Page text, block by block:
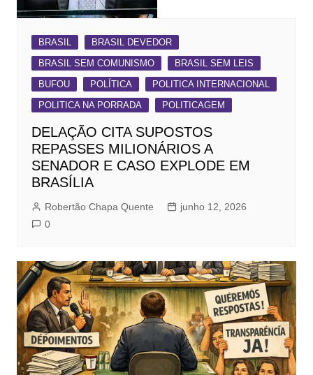
BRASIL
BRASIL DEVEDOR
BRASIL SEM COMUNISMO
BRASIL SEM LEIS
BUFOU
POLÍTICA
POLITICA INTERNACIONAL
POLITICA NA PORRADA
POLITICAGEM
DELAÇÃO CITA SUPOSTOS
REPASSES MILIONÁRIOS A
SENADOR E CASO EXPLODE EM
BRASÍLIA
Robertão Chapa Quente
junho 12, 2026
0